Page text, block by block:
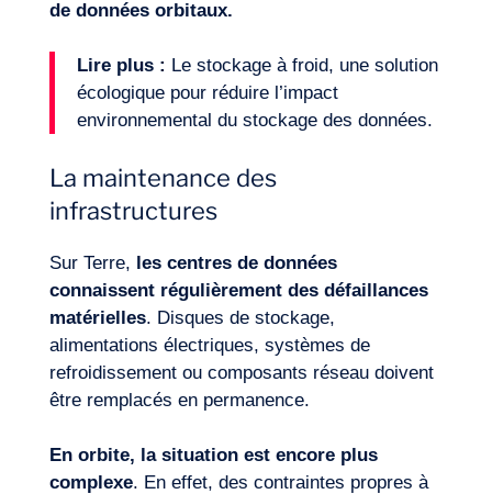
de données orbitaux.
Lire plus : Le stockage à froid, une solution
écologique pour réduire l’impact
environnemental du stockage des données.
La maintenance des
infrastructures
Sur Terre, les centres de données
connaissent régulièrement des défaillances
matérielles. Disques de stockage,
alimentations électriques, systèmes de
refroidissement ou composants réseau doivent
être remplacés en permanence.
En orbite, la situation est encore plus
complexe. En effet, des contraintes propres à